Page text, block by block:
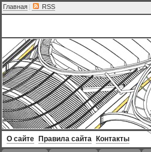
Главная | RSS
О сайте Правила сайта Контакты